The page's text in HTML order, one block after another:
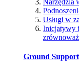
Usługi w
Inicjatywy
Ground Support